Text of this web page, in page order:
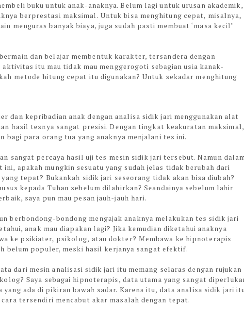
buku untuk anak-anaknya. Belum lagi untuk urusan akademik,
berprestasi maksimal. Untuk bisa menghitung cepat, misalnya,
menguras banyak biaya, juga sudah pasti membuat ‘masa kecil’
dan belajar membentuk karakter, tersandera dengan
itu mau tidak mau menggerogoti sebagian usia kanak-
metode hitung cepat itu digunakan? Untuk sekadar menghitung
dan kepribadian anak dengan analisa sidik jari menggunakan alat
hasil tesnya sangat presisi. Dengan tingkat keakuratan maksimal,
bagi para orang tua yang anaknya menjalani tes ini.
sangat percaya hasil uji tes mesin sidik jari tersebut. Namun
ini, apakah mungkin sesuatu yang sudah jelas tidak berubah dari
tepat? Bukankah sidik jari seseorang tidak akan bisa diubah?
kepada Tuhan sebelum dilahirkan? Seandainya sebelum lahir
saya pun mau pesan jauh-jauh hari.
berbondong-bondong mengajak anaknya melakukan tes sidik jari
anak mau diapakan lagi? Jika kemudian diketahui anaknya
ke psikiater, psikolog, atau dokter? Membawa ke hipnoterapis
populer, meski hasil kerjanya sangat efektif.
dari mesin analisasi sidik jari itu memang selaras dengan rujukan
Saya sebagai hipnoterapis, data utama yang sangat
ada di pikiran bawah sadar. Karena itu, data analisa sidik jari
tersendiri mencabut akar masalah dengan tepat.